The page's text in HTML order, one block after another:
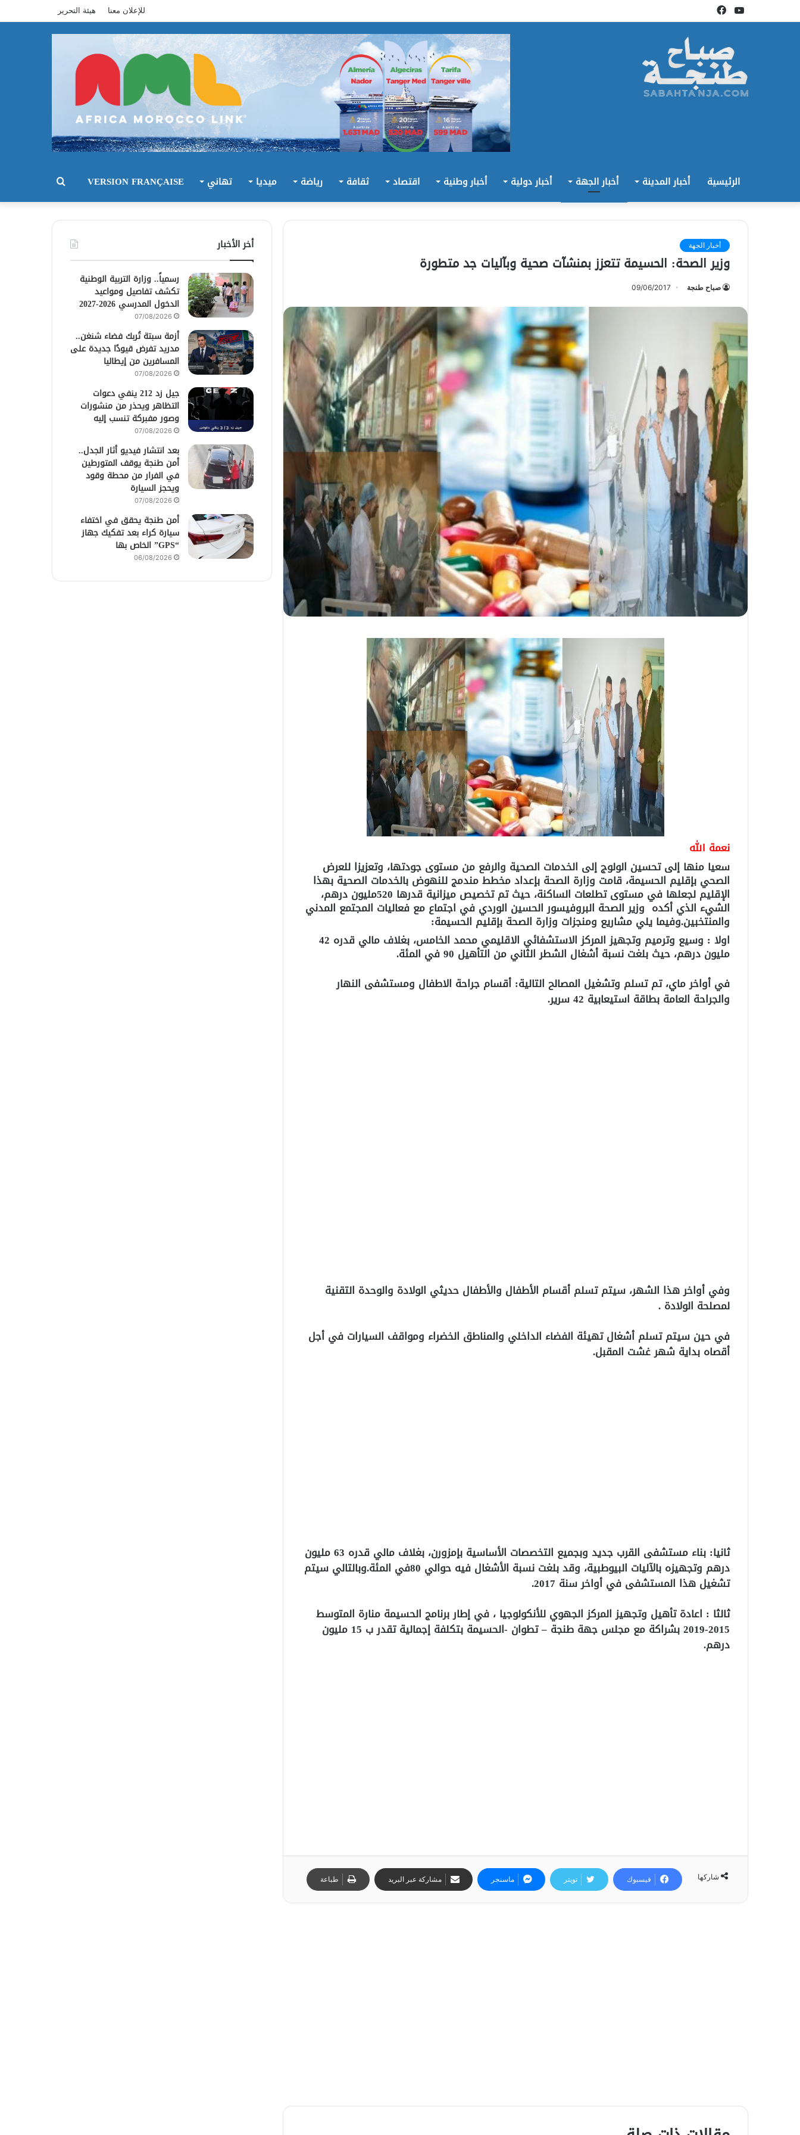
فيسبوكيوتيوب للإعلان معنا هيئة التحرير
الرئيسية أخبار المدينة أخبار الجهة أخبار دولية أخبار وطنية اقتصاد ثقافة رياضة ميديا تهاني VERSION FRANÇAISE بحث
أخبار الجهة
وزير الصحة: الحسيمة تتعزز بمنشآت صحية وبآليات جد متطورة
صباح طنجة 09/06/2017
نعمة الله
سعيا منها إلى تحسين الولوج إلى الخدمات الصحية والرفع من مستوى جودتها، وتعزيزا للعرض
الصحي بإقليم الحسيمة، قامت وزارة الصحة بإعداد مخطط مندمج للنهوض بالخدمات الصحية بهذا
الإقليم لجعلها في مستوى تطلعات الساكنة، حيث تم تخصيص ميزانية قدرها 520مليون درهم،
الشيء الذي أكده وزير الصحة البروفيسور الحسين الوردي في اجتماع مع فعاليات المجتمع المدني
والمنتخبين.وفيما يلي مشاريع ومنجزات وزارة الصحة بإقليم الحسيمة:
اولا : وسيع وترميم وتجهيز المركز الاستشفائي الاقليمي محمد الخامس، بغلاف مالي قدره 42
مليون درهم، حيث بلغت نسبة أشغال الشطر الثاني من التأهيل 90 في المئة.
في أواخر ماي، تم تسلم وتشغيل المصالح التالية: أقسام جراحة الاطفال ومستشفى النهار
والجراحة العامة بطاقة استيعابية 42 سرير.
وفي أواخر هذا الشهر، سيتم تسلم أقسام الأطفال والأطفال حديثي الولادة والوحدة التقنية
لمصلحة الولادة .
في حين سيتم تسلم أشغال تهيئة الفضاء الداخلي والمناطق الخضراء ومواقف السيارات في أجل
أقصاه بداية شهر غشت المقبل.
ثانيا: بناء مستشفى القرب جديد وبجميع التخصصات الأساسية بإمزورن، بغلاف مالي قدره 63 مليون
درهم وتجهيزه بالآليات البيوطبية، وقد بلغت نسبة الأشغال فيه حوالي 80في المئة.وبالتالي سيتم
تشغيل هذا المستشفى في أواخر سنة 2017.
ثالثا : اعادة تأهيل وتجهيز المركز الجهوي للأنكولوجيا ، في إطار برنامج الحسيمة منارة المتوسط
2015-2019 بشراكة مع مجلس جهة طنجة – تطوان -الحسيمة بتكلفة إجمالية تقدر ب 15 مليون
درهم.
شاركها فيسبوك تويتر ماسنجر مشاركة عبر البريد طباعة
أخر الأخبار
رسمياً.. وزارة التربية الوطنية
تكشف تفاصيل ومواعيد
الدخول المدرسي 2026-2027
07/08/2026
أزمة سبتة تُربك فضاء شنغن..
مدريد تفرض قيودًا جديدة على
المسافرين من إيطاليا
07/08/2026
جيل زد 212 ينفي دعوات
التظاهر ويحذر من منشورات
وصور مفبركة تنسب إليه
07/08/2026
بعد انتشار فيديو أثار الجدل..
أمن طنجة يوقف المتورطين
في الفرار من محطة وقود
ويحجز السيارة
07/08/2026
أمن طنجة يحقق في اختفاء
سيارة كراء بعد تفكيك جهاز
“GPS” الخاص بها
06/08/2026